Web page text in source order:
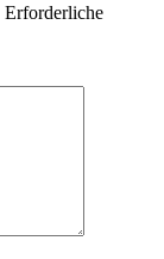
Erforderliche